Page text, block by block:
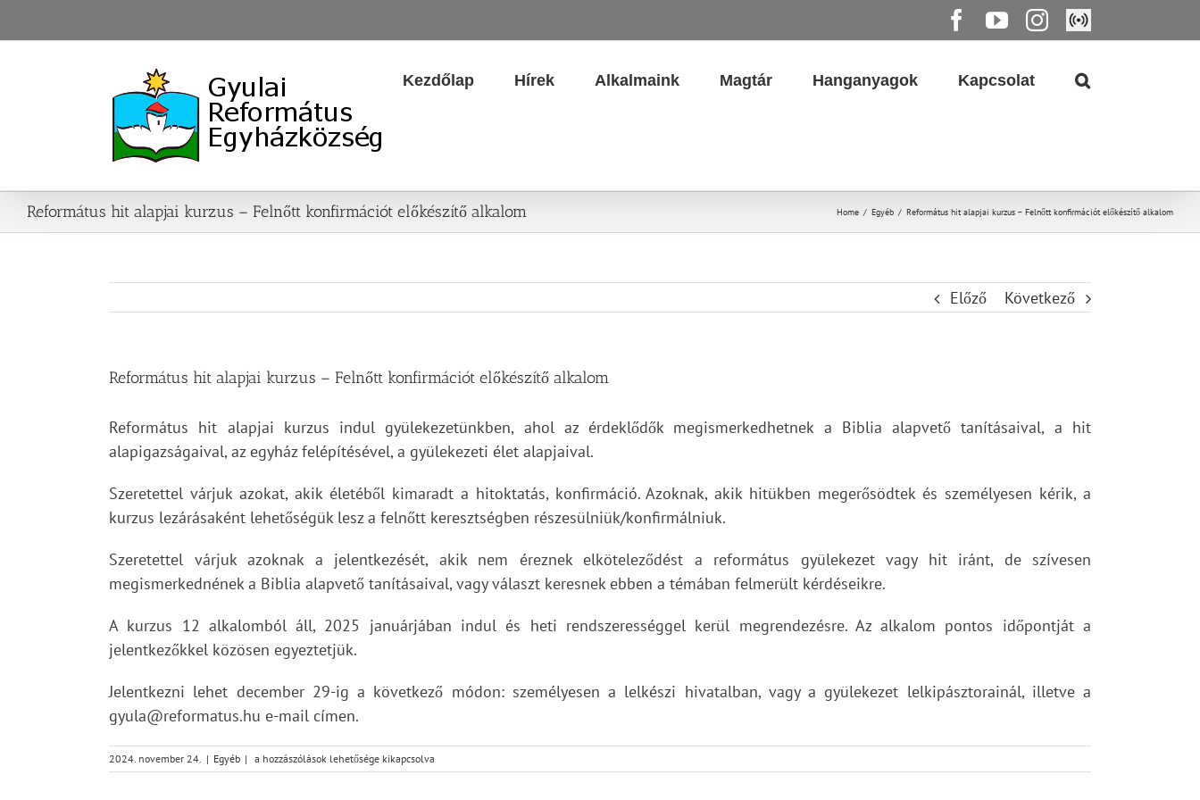
to
Facebook
YouTube
Instagram
Élő
közvetítés
Kezdőlap Hírek Alkalmaink Magtár Hanganyagok Kapcsolat
Református hit alapjai kurzus – Felnőtt konfirmációt előkészítő alkalom Home / Egyéb / Református hit alapjai kurzus – Felnőtt konfirmációt előkészítő alkalom
Előző Következő
Református hit alapjai kurzus – Felnőtt konfirmációt előkészítő alkalom
Református hit alapjai kurzus indul gyülekezetünkben, ahol az érdeklődők megismerkedhetnek a Biblia alapvető tanításaival, a hit
alapigazságaival, az egyház felépítésével, a gyülekezeti élet alapjaival.
Szeretettel várjuk azokat, akik életéből kimaradt a hitoktatás, konfirmáció. Azoknak, akik hitükben megerősödtek és személyesen kérik, a
kurzus lezárásaként lehetőségük lesz a felnőtt keresztségben részesülniük/konfirmálniuk.
Szeretettel várjuk azoknak a jelentkezését, akik nem éreznek elköteleződést a református gyülekezet vagy hit iránt, de szívesen
megismerkednének a Biblia alapvető tanításaival, vagy választ keresnek ebben a témában felmerült kérdéseikre.
A kurzus 12 alkalomból áll, 2025 januárjában indul és heti rendszerességgel kerül megrendezésre. Az alkalom pontos időpontját a
jelentkezőkkel közösen egyeztetjük.
Jelentkezni lehet december 29-ig a következő módon: személyesen a lelkészi hivatalban, vagy a gyülekezet lelkipásztorainál, illetve a
gyula@reformatus.hu e-mail címen.
2024. november 24. | Egyéb | Református
hit
a hozzászólások lehetősége kikapcsolva